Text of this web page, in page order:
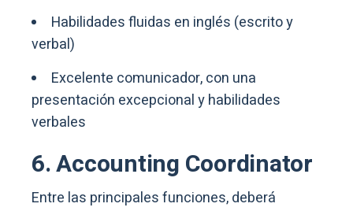
Habilidades fluidas en inglés (escrito y
verbal)
Excelente comunicador, con una
presentación excepcional y habilidades
verbales
6. Accounting Coordinator
Entre las principales funciones, deberá